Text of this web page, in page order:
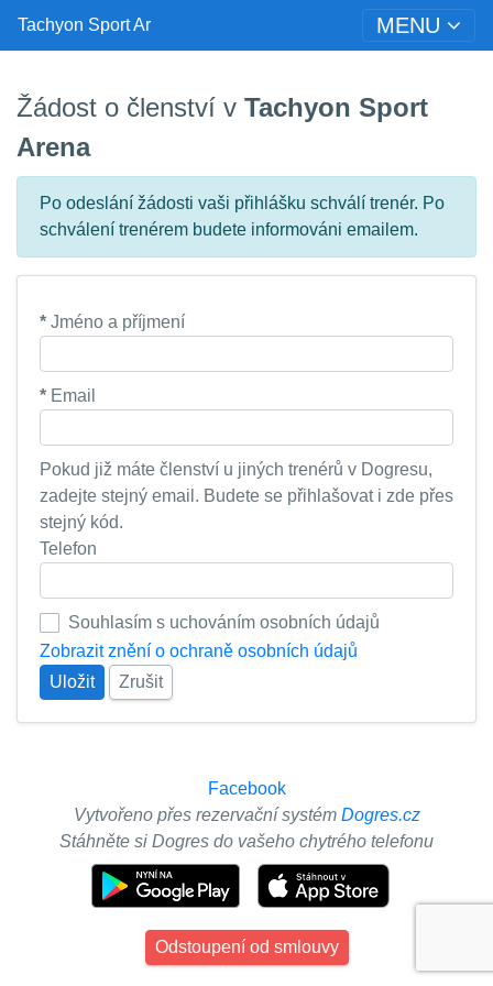
Tachyon Sport Ar MENU
Žádost o členství v Tachyon Sport
Arena
Po odeslání žádosti vaši přihlášku schválí trenér. Po
schválení trenérem budete informováni emailem.
* Jméno a příjmení
* Email
Pokud již máte členství u jiných trenérů v Dogresu,
zadejte stejný email. Budete se přihlašovat i zde přes
stejný kód.
Telefon
Souhlasím s uchováním osobních údajů
Zobrazit znění o ochraně osobních údajů
Uložit
Zrušit
Facebook
Vytvořeno přes rezervační systém Dogres.cz
Stáhněte si Dogres do vašeho chytrého telefonu
Odstoupení od smlouvy